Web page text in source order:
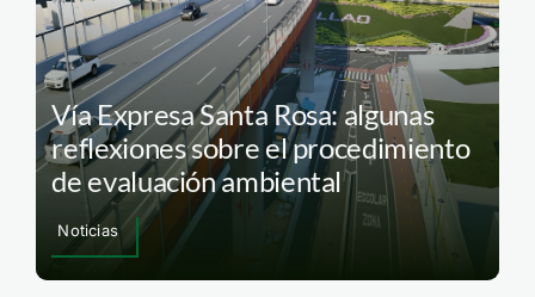
Vía Expresa Santa Rosa: algunas
reflexiones sobre el procedimiento
de evaluación ambiental
Noticias